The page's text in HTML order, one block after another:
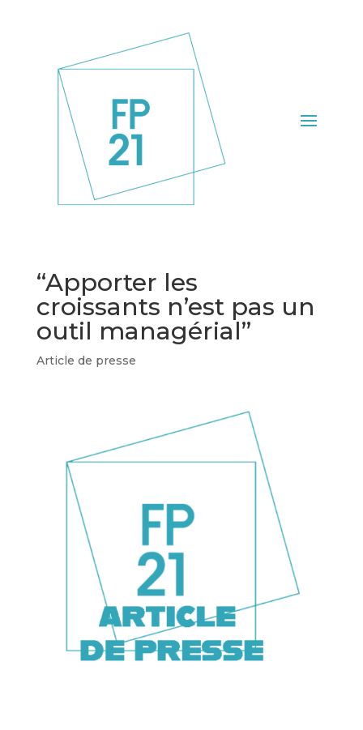
“Apporter les
croissants n’est pas un
outil managérial”
Article de presse